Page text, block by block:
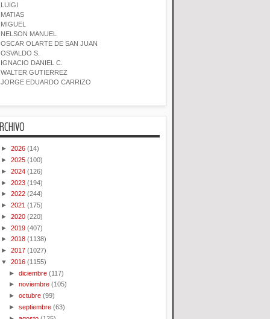
LUIGI
MATIAS
MIGUEL
NELSON MANUEL
OSCAR OLARTE DE SAN JUAN
OSVALDO S.
IGNACIO DANIEL C.
WALTER GUTIERREZ
JORGE EDUARDO CARRIZO
► 2026 (14)
► 2025 (100)
► 2024 (126)
► 2023 (194)
► 2022 (244)
► 2021 (175)
► 2020 (220)
► 2019 (407)
► 2018 (1138)
► 2017 (1027)
▼ 2016 (1155)
►diciembre (117)
►noviembre (105)
►octubre (99)
►septiembre (63)